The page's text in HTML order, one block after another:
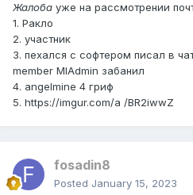
Жалоба уже на рассмотрении
1. Ракло
2. участник
3. пехался с софтером писал в
member MlAdmin забанил
4. angelmine 4 гриф
5. https://imgur.com/a /BR2iwwZ
fosadin8
Posted January 15, 2023